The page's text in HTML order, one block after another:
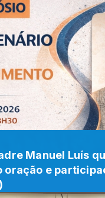
Manuel Luís
oração e